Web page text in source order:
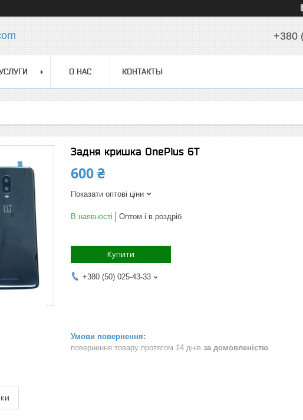
+380
О НАС КОНТАКТЫ
Задня кришка OnePlus 6T
600 ₴
Показати оптові ціни
В наявності Оптом і в роздріб
Купити
+380 (50) 025-43-33
повернення товару протягом 14 днів за домовленістю